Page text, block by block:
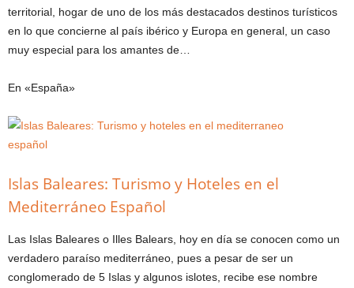
territorial, hogar de uno de los más destacados destinos turísticos
en lo que concierne al país ibérico y Europa en general, un caso
muy especial para los amantes de…
En «España»
Islas Baleares: Turismo y Hoteles en el
Mediterráneo Español
Las Islas Baleares o Illes Balears, hoy en día se conocen como un
verdadero paraíso mediterráneo, pues a pesar de ser un
conglomerado de 5 Islas y algunos islotes, recibe ese nombre